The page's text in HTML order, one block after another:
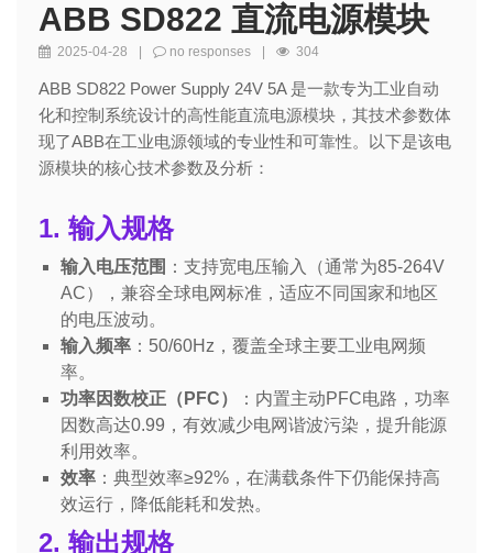
ABB SD822 直流电源模块
2025-04-28 no responses 304
ABB SD822 Power Supply 24V 5A 是一款专为工业自动
化和控制系统设计的高性能直流电源模块，其技术参数体
现了ABB在工业电源领域的专业性和可靠性。以下是该电
源模块的核心技术参数及分析：
1. 输入规格
输入电压范围 ：支持宽电压输入（通常为85-264V
AC），兼容全球电网标准，适应不同国家和地区
的电压波动。
输入频率 ：50/60Hz，覆盖全球主要工业电网频
率。
功率因数校正（PFC）
：内置主动PFC电路，功率
因数高达0.99，有效减少电网谐波污染，提升能源
利用效率。
效率 ：典型效率≥92%，在满载条件下仍能保持高
效运行，降低能耗和发热。
2. 输出规格